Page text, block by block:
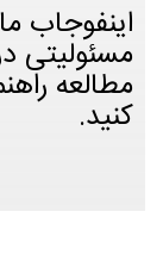
اینفوجاب
مسئولیتی
مطالعه
کنید.